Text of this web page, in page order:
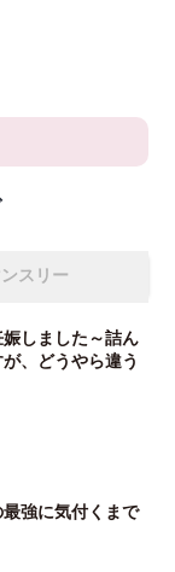
スリー
しました～詰ん
、どうやら違う
強に気付くまで